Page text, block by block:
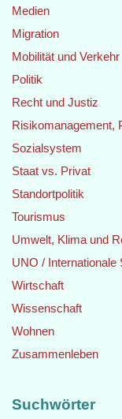
Medien
Migration
Mobilität und Verkehr
Politik
Recht und Justiz
Risikomanagement,
Sozialsystem
Staat vs. Privat
Standortpolitik
Tourismus
Umwelt, Klima und
UNO / Internationale
Wirtschaft
Wissenschaft
Wohnen
Zusammenleben
Suchwörter